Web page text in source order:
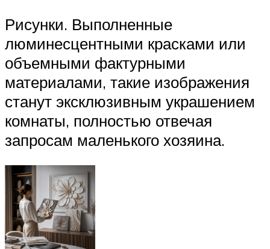
Рисунки. Выполненные
люминесцентными красками или
объемными фактурными
материалами, такие изображения
станут эксклюзивным украшением
комнаты, полностью отвечая
запросам маленького хозяина.